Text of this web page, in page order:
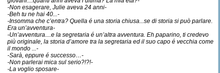
-Non esagerare, Julie aveva 24 anni-
-Beh tu ne hai 40...-
-Insomma che c’entra? Quella é una storia chiusa...se di storia si può parlare.
Era un’avventura-
-Un’avventura....e la segretaria é un’altra avventura. Eh paparino, ti credevo
più originale, la storia d’amore tra la segretaria ed il suo capo é vecchia come
il mondo ...-
-Sarà, eppure é successo…-
-Non parlerai mica sul serio?!?!-
-La voglio sposare-